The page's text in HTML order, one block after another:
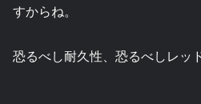
すからね。
恐るべし耐久性、恐るべしレッ